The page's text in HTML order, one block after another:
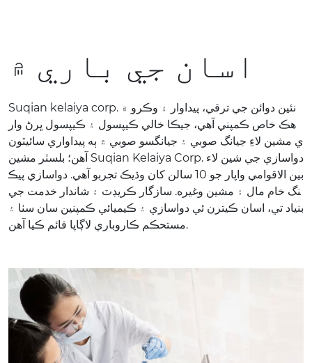
اسان جي باري ۾
Suqian kelaiya corp. نئين دوائن جي ترقي، پيداوار ۽ وڪرو ۾
هڪ خاص ڪمپني آهي، جيڪا خالي ڪيپسول ۽ ڪيپسول ڀرڻ وار
ي مشين لاءِ جيانگ صوبي ۽ جيانگسو صوبي ۾ ٻه پيداواري سائيٽون
آهن؛ بلسٽر مشين Suqian Kelaiya Corp. دواسازي جي شين لاء
بين الاقوامي واپار جو 10 سالن کان وڌيڪ تجربو آهي. دواسازي پيڪ
نگ خام مال ۽ مشين وغيره. سازگار ڪريڊٽ ۽ شاندار خدمت جي
بنياد تي، اسان ڪيترن ئي دواسازي ۽ ڪيميائي ڪمپنين سان سٺا ۽
مستحڪم ڪاروباري لاڳاپا قائم ڪيا آهن.